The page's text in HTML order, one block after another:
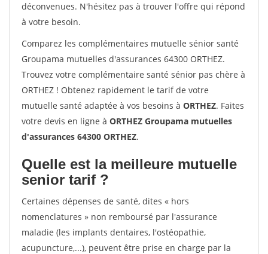
déconvenues. N'hésitez pas à trouver l'offre qui répond
à votre besoin.
Comparez les complémentaires mutuelle sénior santé
Groupama mutuelles d'assurances 64300 ORTHEZ.
Trouvez votre complémentaire santé sénior pas chère à
ORTHEZ ! Obtenez rapidement le tarif de votre
mutuelle santé adaptée à vos besoins à ORTHEZ. Faites
votre devis en ligne à ORTHEZ Groupama mutuelles
d'assurances 64300 ORTHEZ.
Quelle est la meilleure mutuelle
senior tarif ?
Certaines dépenses de santé, dites « hors
nomenclatures » non remboursé par l'assurance
maladie (les implants dentaires, l'ostéopathie,
acupuncture,...), peuvent être prise en charge par la